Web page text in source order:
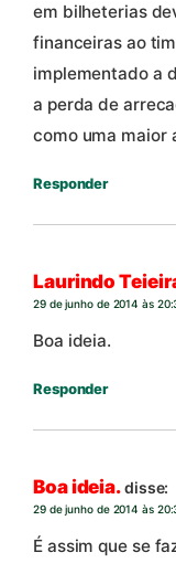
em bilheterias
financeiras ao
implementado a
a perda de
como uma maior
Responder
Laurindo
29 de junho de 2014 às
Boa ideia.
Responder
Boa ideia.disse:
29 de junho de 2014 às
É assim que se